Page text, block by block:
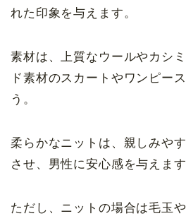
れた印象を与えます。
素材は、上質なウールやカシ
ド素材のスカートやワンピー
う。
柔らかなニットは、親しみや
させ、男性に安心感を与えます
ただし、ニットの場合は毛玉